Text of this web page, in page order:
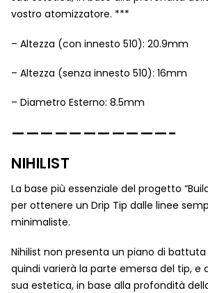
vostro atomizzatore. ***
– Altezza (con innesto 510): 20.9mm
– Altezza (senza innesto 510): 16mm
– Diametro Esterno: 8.5mm
———————————-
NIHILIST
La base più essenziale del progetto
per ottenere un Drip Tip dalle linee
minimaliste.
Nihilist non presenta un piano di battuta
quindi varierà la parte emersa del tip, e
sua estetica, in base alla profondità